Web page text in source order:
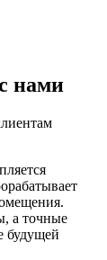
нами
а точные
будущей